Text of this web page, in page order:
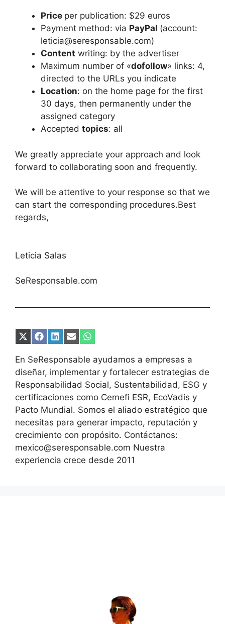
Price per publication: $29 euros
Payment method: via PayPal (account:
leticia@seresponsable.com)
Content writing: by the advertiser
Maximum number of «dofollow» links: 4,
directed to the URLs you indicate
Location: on the home page for the first
30 days, then permanently under the
assigned category
Accepted topics: all
We greatly appreciate your approach and look
forward to collaborating soon and frequently.
We will be attentive to your response so that we
can start the corresponding procedures.Best
regards,
Leticia Salas
SeResponsable.com
Compartir
X
(Twitter)
Compartir
Facebook
Compartir
LinkedIn
Compartir
Email
Compartir
WhatsApp
En SeResponsable ayudamos a empresas a
diseñar, implementar y fortalecer estrategias de
Responsabilidad Social, Sustentabilidad, ESG y
certificaciones como Cemefi ESR, EcoVadis y
Pacto Mundial. Somos el aliado estratégico que
necesitas para generar impacto, reputación y
crecimiento con propósito. Contáctanos:
mexico@seresponsable.com Nuestra
experiencia crece desde 2011